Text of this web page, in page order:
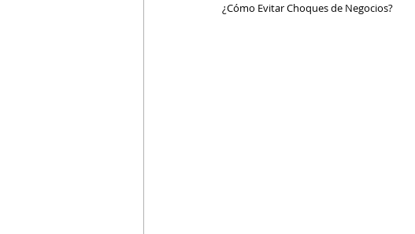
¿Cómo Evitar Choques de Negocios?